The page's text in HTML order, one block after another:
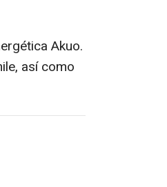
Akuo.
así como